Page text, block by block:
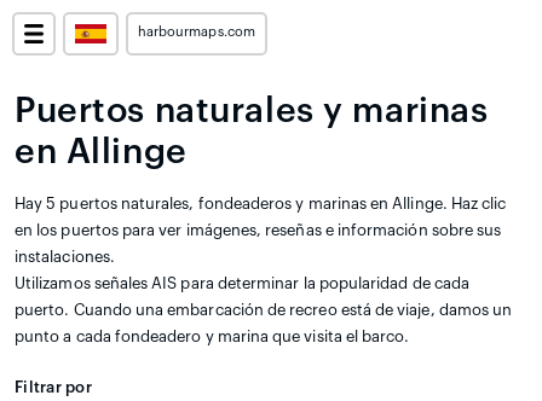
harbourmaps.com
Puertos naturales y marinas
en Allinge
Hay 5 puertos naturales, fondeaderos y marinas en Allinge. Haz clic
en los puertos para ver imágenes, reseñas e información sobre sus
instalaciones.
Utilizamos señales AIS para determinar la popularidad de cada
puerto. Cuando una embarcación de recreo está de viaje, damos un
punto a cada fondeadero y marina que visita el barco.
Filtrar por